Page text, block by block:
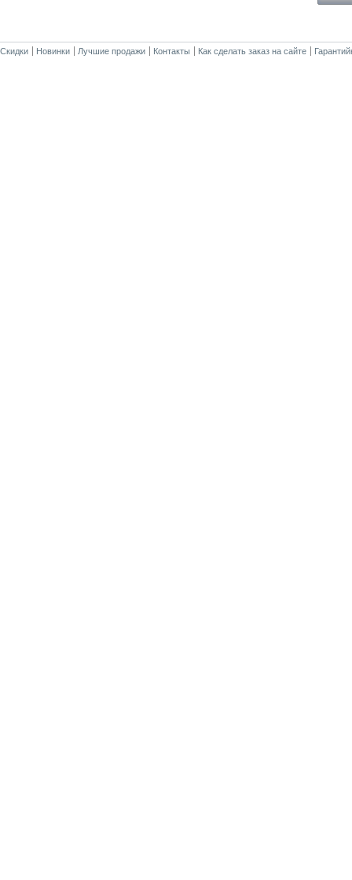
Скидки Новинки Лучшие продажи Контакты Как сделать заказ на сайте